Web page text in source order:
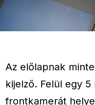
Az előlapnak
kijelző. Felül egy 5
frontkamerát